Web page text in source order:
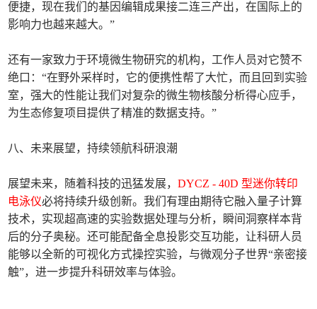
便捷，现在我们的基因编辑成果接二连三产出，在国际上的
影响力也越来越大。”
还有一家致力于环境微生物研究的机构，工作人员对它赞不
绝口：“在野外采样时，它的便携性帮了大忙，而且回到实验
室，强大的性能让我们对复杂的微生物核酸分析得心应手，
为生态修复项目提供了精准的数据支持。”
八、未来展望，持续领航科研浪潮
展望未来，随着科技的迅猛发展，DYCZ - 40D 型迷你转印
电泳仪必将持续升级创新。我们有理由期待它融入量子计算
技术，实现超高速的实验数据处理与分析，瞬间洞察样本背
后的分子奥秘。还可能配备全息投影交互功能，让科研人员
能够以全新的可视化方式操控实验，与微观分子世界“亲密接
触”，进一步提升科研效率与体验。